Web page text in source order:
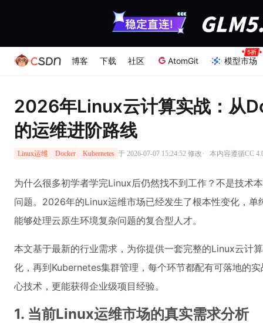
博客 下载 社区 AtomGit 模型市场
2026年Linux云计算实战：从
的运维进阶路线
Linux运维 Docker Kubernetes 于 2026-07-07 15:24:52 修改· 本内容遵循CC
为什么很多初学者学完Linux后仍然找不到工作？不是技术
问题。2026年的Linux运维市场已经发生了根本性变化，
能够处理云原生环境复杂问题的复合型人才。
本文基于最新的行业需求，为你提供一套完整的Linux云计
化，再到Kubernetes集群管理，每个环节都配有可落地的
心技术，更能获得企业级项目经验。
1. 当前Linux运维市场的真实需求分析